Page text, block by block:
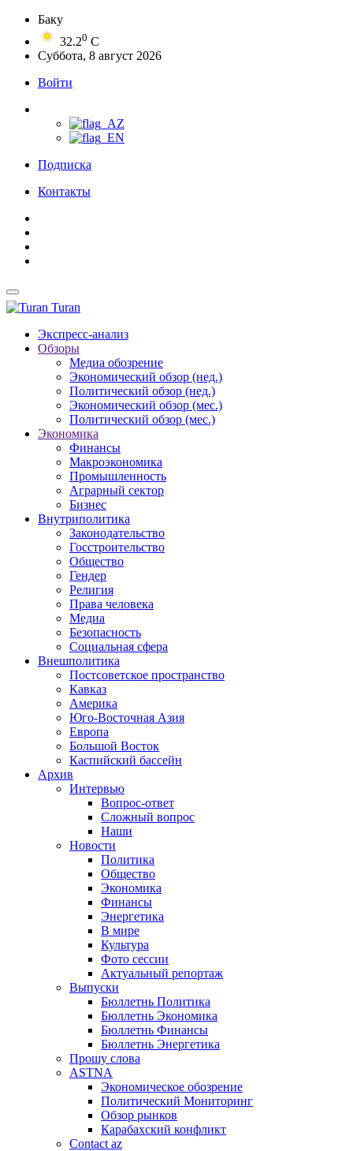
Баку
32.20 C
Суббота, 8 август 2026
Войти
Подписка
Контакты
Turan
Экспресс-анализ
Обзоры
Медиа обозрение
Экономический обзор (нед.)
Политический обзор (нед.)
Экономический обзор (мес.)
Политический обзор (мес.)
Экономика
Финансы
Макроэкономика
Промышленность
Аграрный сектор
Бизнес
Внутриполитика
Законодательство
Госстроительство
Общество
Гендер
Религия
Права человека
Медиа
Безопасность
Социальная сфера
Внешполитика
Постсоветское пространство
Кавказ
Америка
Юго-Восточная Азия
Европа
Большой Восток
Каспийский бассейн
Архив
Интервью
Вопрос-ответ
Сложный вопрос
Наши
Новости
Политика
Общество
Экономика
Финансы
Энергетика
В мире
Культура
Фото сессии
Актуальный репортаж
Выпуски
Бюллетнь Политика
Бюллетнь Экономика
Бюллетнь Финансы
Бюллетнь Энергетика
Прошу слова
ASTNA
Экономическое обозрение
Политический Мониторинг
Обзор рынков
Карабахский конфликт
Contact az